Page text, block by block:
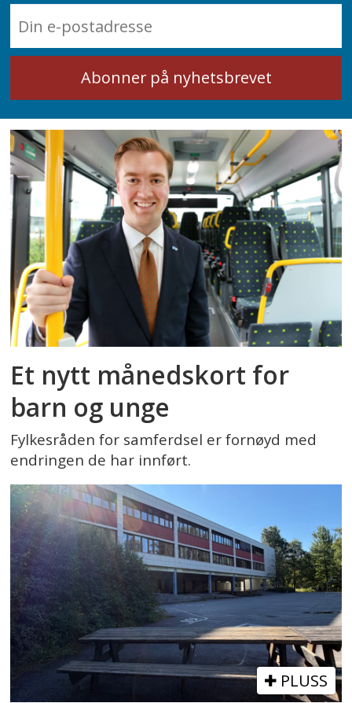
Et nytt månedskort for
barn og unge
Fylkesråden for samferdsel er fornøyd med
endringen de har innført.
PLUSS